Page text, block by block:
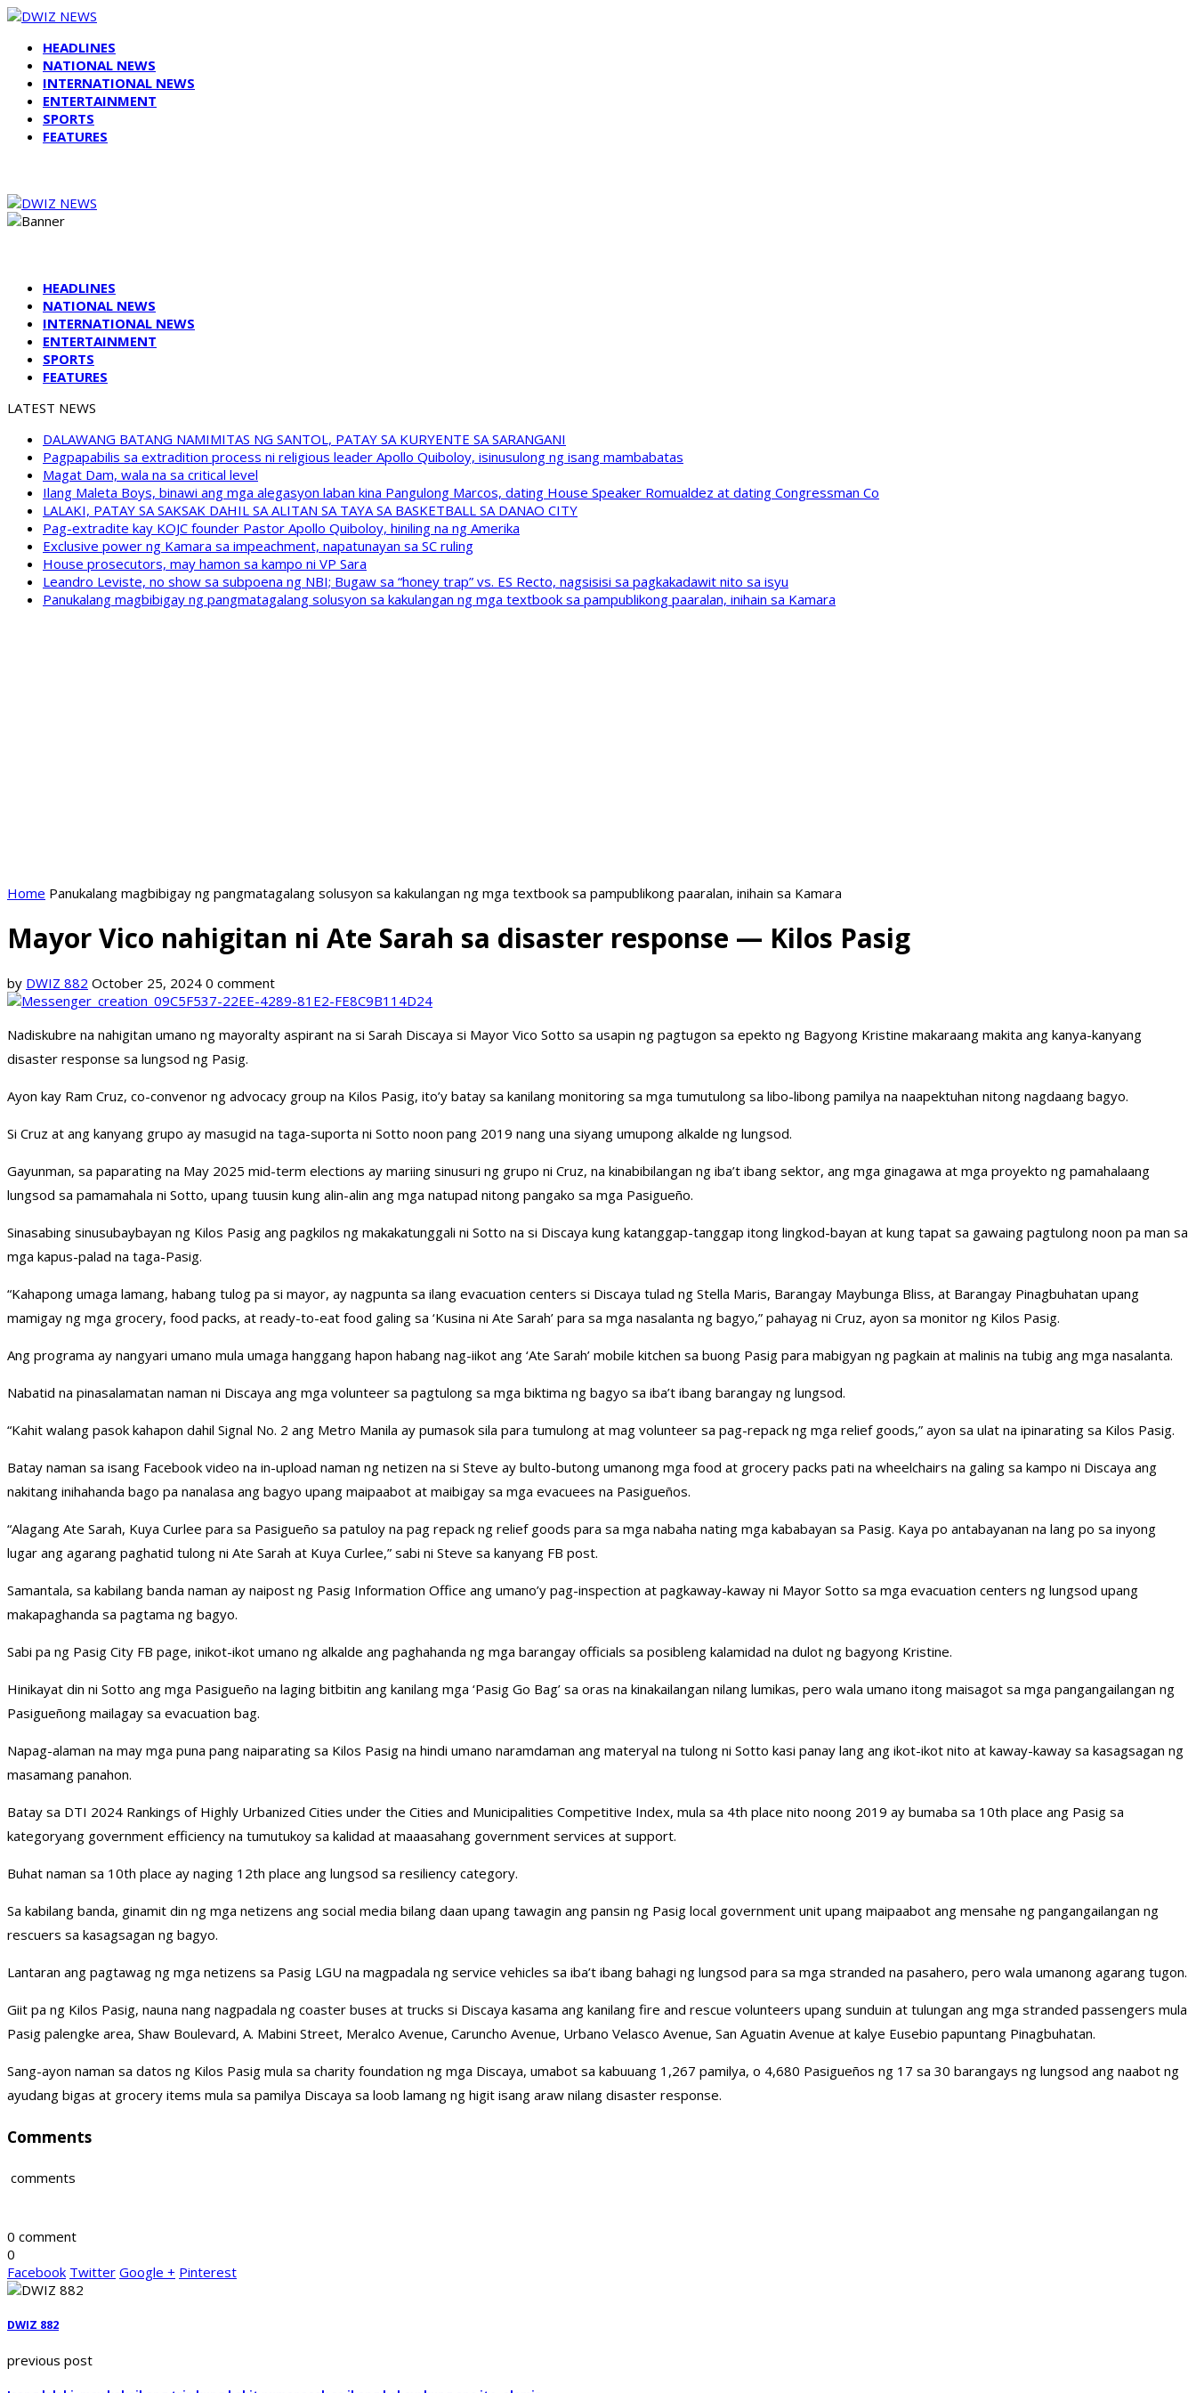
HEADLINES
NATIONAL NEWS
INTERNATIONAL NEWS
ENTERTAINMENT
SPORTS
FEATURES
HEADLINES
NATIONAL NEWS
INTERNATIONAL NEWS
ENTERTAINMENT
SPORTS
FEATURES
LATEST NEWS
DALAWANG BATANG NAMIMITAS NG SANTOL, PATAY SA KURYENTE SA SARANGANI
Pagpapabilis sa extradition process ni religious leader Apollo Quiboloy, isinusulong ng isang mambabatas
Magat Dam, wala na sa critical level
Ilang Maleta Boys, binawi ang mga alegasyon laban kina Pangulong Marcos, dating House Speaker Romualdez at dating Congressman Co
LALAKI, PATAY SA SAKSAK DAHIL SA ALITAN SA TAYA SA BASKETBALL SA DANAO CITY
Pag-extradite kay KOJC founder Pastor Apollo Quiboloy, hiniling na ng Amerika
Exclusive power ng Kamara sa impeachment, napatunayan sa SC ruling
House prosecutors, may hamon sa kampo ni VP Sara
Leandro Leviste, no show sa subpoena ng NBI; Bugaw sa “honey trap” vs. ES Recto, nagsisisi sa pagkakadawit nito sa isyu
Panukalang magbibigay ng pangmatagalang solusyon sa kakulangan ng mga textbook sa pampublikong paaralan, inihain sa Kamara
Home Panukalang magbibigay ng pangmatagalang solusyon sa kakulangan ng mga textbook sa pampublikong paaralan, inihain sa Kamara
Mayor Vico nahigitan ni Ate Sarah sa disaster response — Kilos Pasig
by DWIZ 882 October 25, 2024 0 comment
Nadiskubre na nahigitan umano ng mayoralty aspirant na si Sarah Discaya si Mayor Vico Sotto sa usapin ng pagtugon sa epekto ng Bagyong Kristine makaraang makita ang kanya-kanyang
disaster response sa lungsod ng Pasig.
Ayon kay Ram Cruz, co-convenor ng advocacy group na Kilos Pasig, ito’y batay sa kanilang monitoring sa mga tumutulong sa libo-libong pamilya na naapektuhan nitong nagdaang bagyo.
Si Cruz at ang kanyang grupo ay masugid na taga-suporta ni Sotto noon pang 2019 nang una siyang umupong alkalde ng lungsod.
Gayunman, sa paparating na May 2025 mid-term elections ay mariing sinusuri ng grupo ni Cruz, na kinabibilangan ng iba’t ibang sektor, ang mga ginagawa at mga proyekto ng pamahalaang
lungsod sa pamamahala ni Sotto, upang tuusin kung alin-alin ang mga natupad nitong pangako sa mga Pasigueño.
Sinasabing sinusubaybayan ng Kilos Pasig ang pagkilos ng makakatunggali ni Sotto na si Discaya kung katanggap-tanggap itong lingkod-bayan at kung tapat sa gawaing pagtulong noon pa man sa
mga kapus-palad na taga-Pasig.
“Kahapong umaga lamang, habang tulog pa si mayor, ay nagpunta sa ilang evacuation centers si Discaya tulad ng Stella Maris, Barangay Maybunga Bliss, at Barangay Pinagbuhatan upang
mamigay ng mga grocery, food packs, at ready-to-eat food galing sa ‘Kusina ni Ate Sarah’ para sa mga nasalanta ng bagyo,” pahayag ni Cruz, ayon sa monitor ng Kilos Pasig.
Ang programa ay nangyari umano mula umaga hanggang hapon habang nag-iikot ang ‘Ate Sarah’ mobile kitchen sa buong Pasig para mabigyan ng pagkain at malinis na tubig ang mga nasalanta.
Nabatid na pinasalamatan naman ni Discaya ang mga volunteer sa pagtulong sa mga biktima ng bagyo sa iba’t ibang barangay ng lungsod.
“Kahit walang pasok kahapon dahil Signal No. 2 ang Metro Manila ay pumasok sila para tumulong at mag volunteer sa pag-repack ng mga relief goods,” ayon sa ulat na ipinarating sa Kilos Pasig.
Batay naman sa isang Facebook video na in-upload naman ng netizen na si Steve ay bulto-butong umanong mga food at grocery packs pati na wheelchairs na galing sa kampo ni Discaya ang
nakitang inihahanda bago pa nanalasa ang bagyo upang maipaabot at maibigay sa mga evacuees na Pasigueños.
“Alagang Ate Sarah, Kuya Curlee para sa Pasigueño sa patuloy na pag repack ng relief goods para sa mga nabaha nating mga kababayan sa Pasig. Kaya po antabayanan na lang po sa inyong
lugar ang agarang paghatid tulong ni Ate Sarah at Kuya Curlee,” sabi ni Steve sa kanyang FB post.
Samantala, sa kabilang banda naman ay naipost ng Pasig Information Office ang umano’y pag-inspection at pagkaway-kaway ni Mayor Sotto sa mga evacuation centers ng lungsod upang
makapaghanda sa pagtama ng bagyo.
Sabi pa ng Pasig City FB page, inikot-ikot umano ng alkalde ang paghahanda ng mga barangay officials sa posibleng kalamidad na dulot ng bagyong Kristine.
Hinikayat din ni Sotto ang mga Pasigueño na laging bitbitin ang kanilang mga ‘Pasig Go Bag’ sa oras na kinakailangan nilang lumikas, pero wala umano itong maisagot sa mga pangangailangan ng
Pasigueñong mailagay sa evacuation bag.
Napag-alaman na may mga puna pang naiparating sa Kilos Pasig na hindi umano naramdaman ang materyal na tulong ni Sotto kasi panay lang ang ikot-ikot nito at kaway-kaway sa kasagsagan ng
masamang panahon.
Batay sa DTI 2024 Rankings of Highly Urbanized Cities under the Cities and Municipalities Competitive Index, mula sa 4th place nito noong 2019 ay bumaba sa 10th place ang Pasig sa
kategoryang government efficiency na tumutukoy sa kalidad at maaasahang government services at support.
Buhat naman sa 10th place ay naging 12th place ang lungsod sa resiliency category.
Sa kabilang banda, ginamit din ng mga netizens ang social media bilang daan upang tawagin ang pansin ng Pasig local government unit upang maipaabot ang mensahe ng pangangailangan ng
rescuers sa kasagsagan ng bagyo.
Lantaran ang pagtawag ng mga netizens sa Pasig LGU na magpadala ng service vehicles sa iba’t ibang bahagi ng lungsod para sa mga stranded na pasahero, pero wala umanong agarang tugon.
Giit pa ng Kilos Pasig, nauna nang nagpadala ng coaster buses at trucks si Discaya kasama ang kanilang fire and rescue volunteers upang sunduin at tulungan ang mga stranded passengers mula
Pasig palengke area, Shaw Boulevard, A. Mabini Street, Meralco Avenue, Caruncho Avenue, Urbano Velasco Avenue, San Aguatin Avenue at kalye Eusebio papuntang Pinagbuhatan.
Sang-ayon naman sa datos ng Kilos Pasig mula sa charity foundation ng mga Discaya, umabot sa kabuuang 1,267 pamilya, o 4,680 Pasigueños ng 17 sa 30 barangays ng lungsod ang naabot ng
ayudang bigas at grocery items mula sa pamilya Discaya sa loob lamang ng higit isang araw nilang disaster response.
Comments
comments
0 comment
0
Facebook Twitter Google + Pinterest
DWIZ 882
previous post